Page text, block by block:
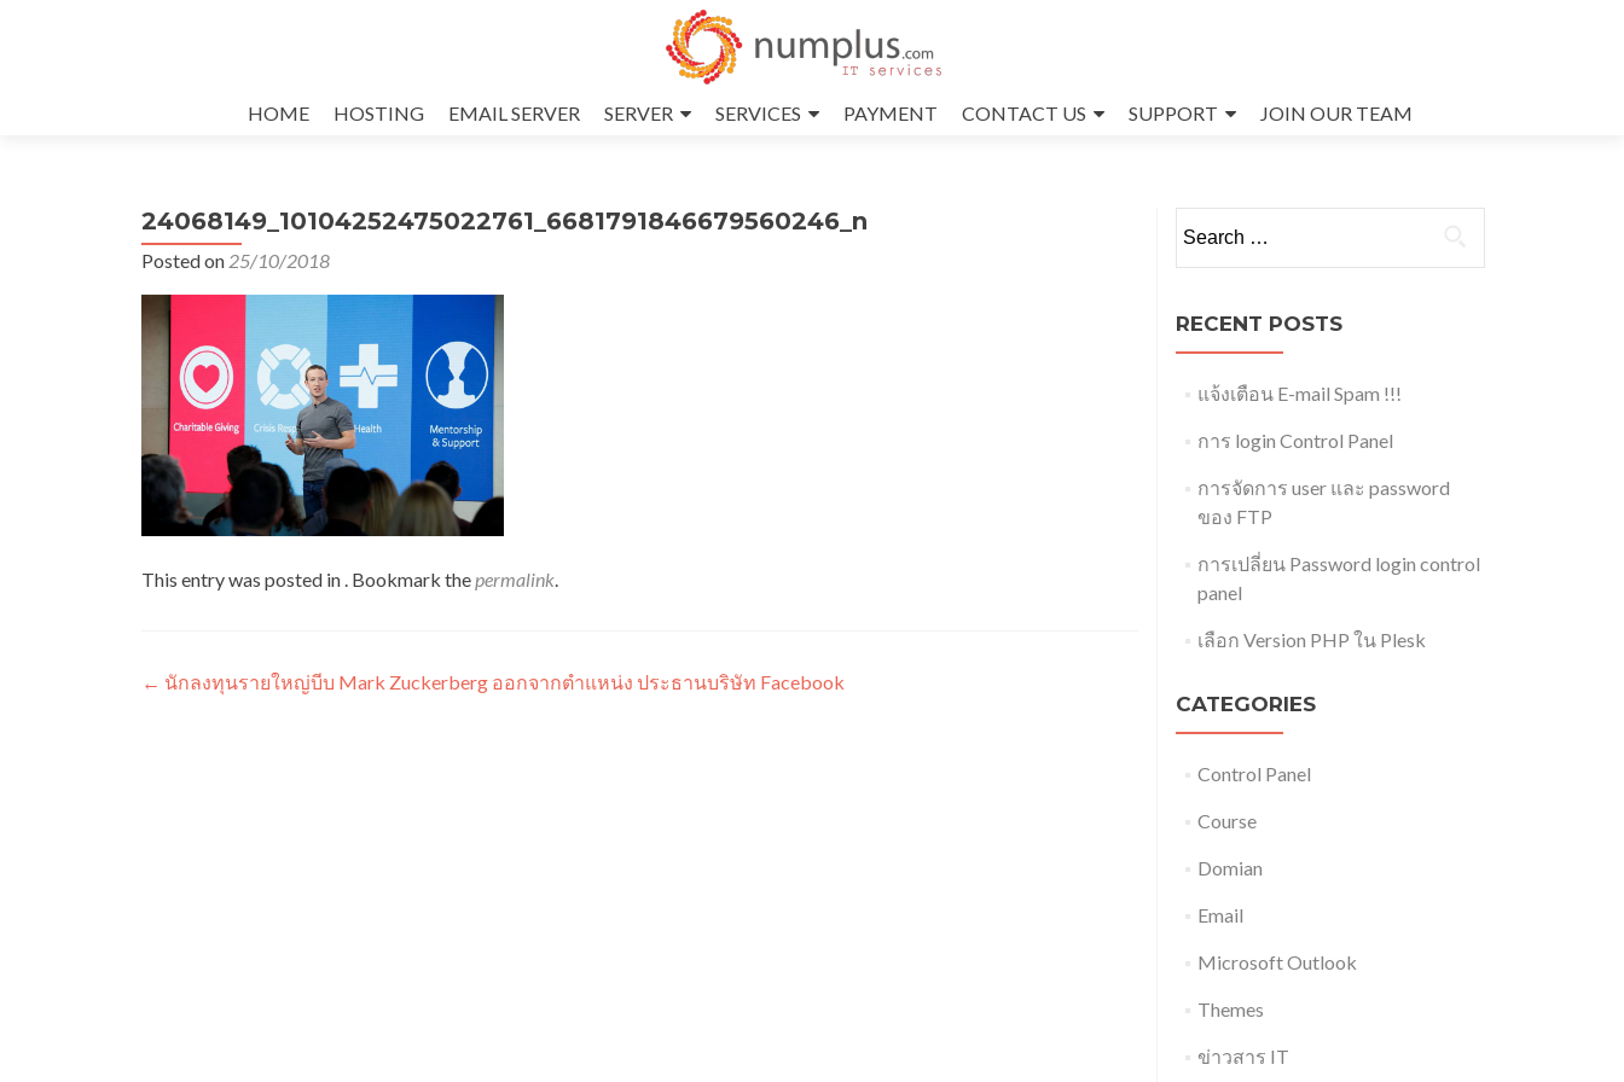
HOME HOSTING EMAIL SERVER SERVER SERVICES PAYMENT CONTACT US SUPPORT JOIN OUR TEAM
24068149_10104252475022761_6681791846679560246_n
Posted on 25/10/2018
This entry was posted in . Bookmark thepermalink.
Post
← นักลงทุนรายใหญ่บีบ Mark Zuckerberg ออกจากตำแหน่ง ประธานบริษัท Facebook
for:
RECENT POSTS
แจ้งเตือน E-mail Spam !!!
การ login Control Panel
การจัดการ user และ password
ของ FTP
การเปลี่ยน Password login control
panel
เลือก Version PHP ใน Plesk
CATEGORIES
Control Panel
Course
Domian
Email
Microsoft Outlook
Themes
ข่าวสาร IT